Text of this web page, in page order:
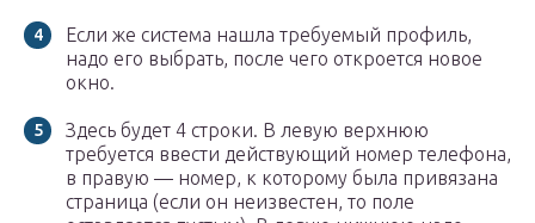
Если же система нашла требуемый профиль,
надо его выбрать, после чего откроется новое
окно.
Здесь будет 4 строки. В левую верхнюю
требуется ввести действующий номер телефона,
в правую — номер, к которому была привязана
страница (если он неизвестен, то поле